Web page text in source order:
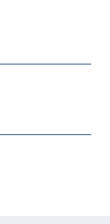
- Apertura in
finestra
di posta
meno